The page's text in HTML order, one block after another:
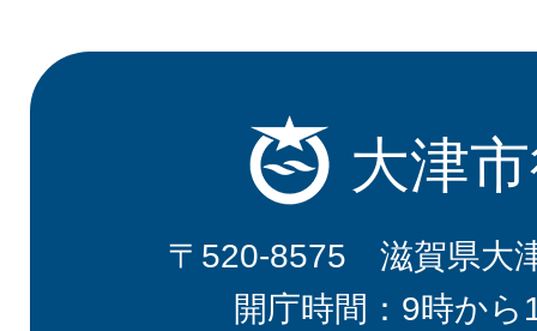
大津
〒520-8575 滋賀県大
開庁時間：9時から